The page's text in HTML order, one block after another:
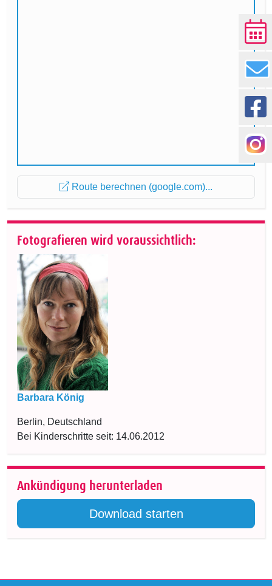
Route berechnen (google.com)...
Fotografieren wird voraussichtlich:
Barbara König
Berlin, Deutschland
Bei Kinderschritte seit: 14.06.2012
Ankündigung herunterladen
Download starten